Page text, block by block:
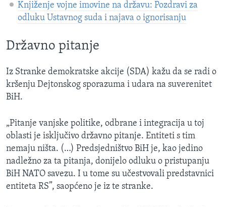
Knjiženje vojne imovine na državu: Pozdravi za
odluku Ustavnog suda i najava o ignorisanju
Državno pitanje
Iz Stranke demokratske akcije (SDA) kažu da se radi o
kršenju Dejtonskog sporazuma i udara na suverenitet
BiH.
„Pitanje vanjske politike, odbrane i integracija u toj
oblasti je isključivo državno pitanje. Entiteti s tim
nemaju ništa. (…) Predsjedništvo BiH je, kao jedino
nadležno za ta pitanja, donijelo odluku o pristupanju
BiH NATO savezu. I u tome su učestvovali predstavnici
entiteta RS”, saopćeno je iz te stranke.